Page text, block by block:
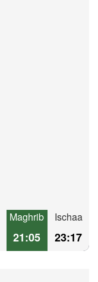
Maghrib
21:05
Ischaa
23:17